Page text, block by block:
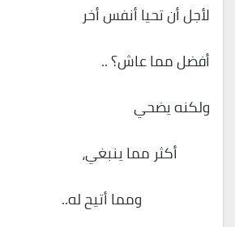
لأجل أن تحيا أنفس أخر
أفضل مما عاش؟ ..
ولكنه يضحي
أكثر مما ينبغي،
ومما أتيح له..